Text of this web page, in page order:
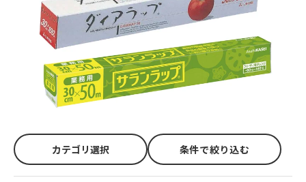
カテゴリ選択 条件で絞り込む